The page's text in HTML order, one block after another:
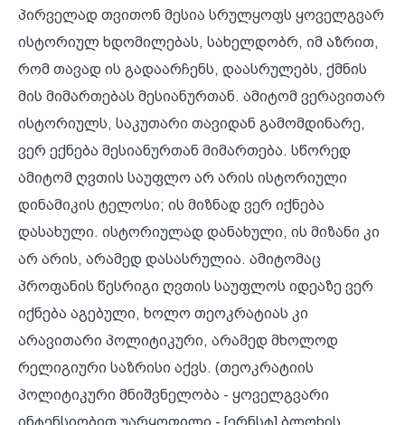
პირველად თვითონ მესია სრულყოფს ყოველგვარ
ისტორიულ ხდომილებას, სახელდობრ, იმ აზრით,
რომ თავად ის გადაარჩენს, დაასრულებს, ქმნის
მის მიმართებას მესიანურთან. ამიტომ ვერავითარ
ისტორიულს, საკუთარი თავიდან გამომდინარე,
ვერ ექნება მესიანურთან მიმართება. სწორედ
ამიტომ ღვთის საუფლო არ არის ისტორიული
დინამიკის ტელოსი; ის მიზნად ვერ იქნება
დასახული. ისტორიულად დანახული, ის მიზანი კი
არ არის, არამედ დასასრულია. ამიტომაც
პროფანის წესრიგი ღვთის საუფლოს იდეაზე ვერ
იქნება აგებული, ხოლო თეოკრატიას კი
არავითარი პოლიტიკური, არამედ მხოლოდ
რელიგიური საზრისი აქვს. (თეოკრატიის
პოლიტიკური მნიშვნელობა - ყოველგვარი